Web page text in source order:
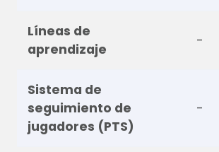
Líneas de
aprendizaje
-
Sistema de
seguimiento de
jugadores (PTS)
-